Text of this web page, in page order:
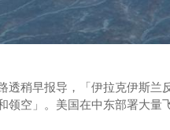
透稍早报导，「伊拉克伊斯兰
领空」。美国在中东部署大量